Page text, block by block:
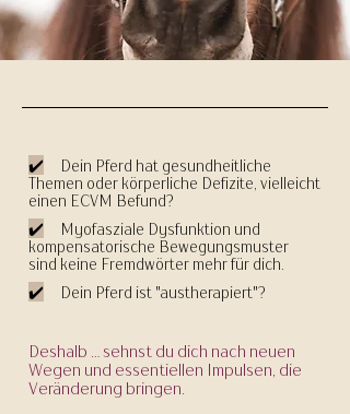
✔️ Dein Pferd hat gesundheitliche
Themen oder körperliche Defizite, vielleicht
einen ECVM Befund?
✔️ Myofasziale Dysfunktion und
kompensatorische Bewegungsmuster
sind keine Fremdwörter mehr für dich.
✔️ Dein Pferd ist "austherapiert"?
Deshalb ... sehnst du dich nach neuen
Wegen und essentiellen Impulsen, die
Veränderung bringen.